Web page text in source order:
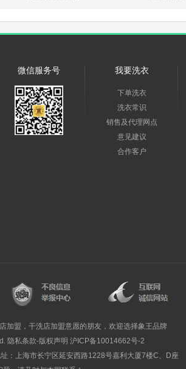
微信服务号 我要洗衣
下单洗衣
洗衣常识
销售及代理网点
意见建议
合作客户
加盟，干洗店加盟意愿的朋友，欢迎选择象王品牌
隐私条款-版权声明 沪ICP备10014662号-2
：上海市长宁区延安西路1228号嘉利大厦7楼C、D座